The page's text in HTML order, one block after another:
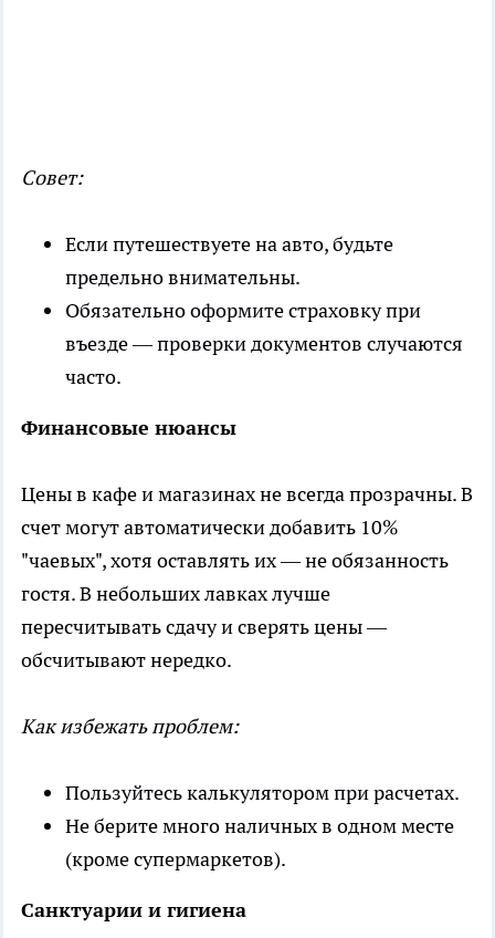
Совет:
Если путешествуете на авто, будьте
предельно внимательны.
Обязательно оформите страховку при
въезде — проверки документов случаются
часто.
Финансовые нюансы
Цены в кафе и магазинах не всегда прозрачны. В
счет могут автоматически добавить 10%
"чаевых", хотя оставлять их — не обязанность
гостя. В небольших лавках лучше
пересчитывать сдачу и сверять цены —
обсчитывают нередко.
Как избежать проблем:
Пользуйтесь калькулятором при расчетах.
Не берите много наличных в одном месте
(кроме супермаркетов).
Санктуарии и гигиена